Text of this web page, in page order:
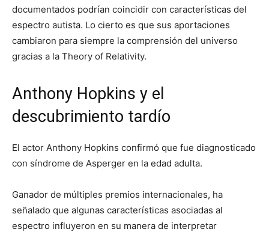
documentados podrían coincidir con características del
espectro autista. Lo cierto es que sus aportaciones
cambiaron para siempre la comprensión del universo
gracias a la Theory of Relativity.
Anthony Hopkins y el
descubrimiento tardío
El actor Anthony Hopkins confirmó que fue diagnosticado
con síndrome de Asperger en la edad adulta.
Ganador de múltiples premios internacionales, ha
señalado que algunas características asociadas al
espectro influyeron en su manera de interpretar